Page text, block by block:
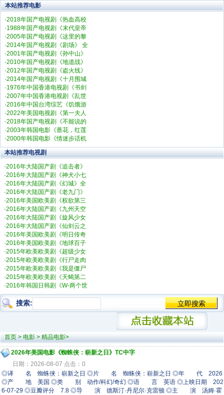
本站推荐电影
·2018年国产电视剧《热血高校
·1988年国产电视剧《末代皇帝
·2005年国产电视剧《这里的黎
·2014年国产电视剧《剧场》 全
·2001年国产电视剧《孙中山》
·2010年国产电视剧《地道战》
·2012年国产电视剧《盗火线》
·2014年国产电视剧《十月围城
·1976年中国香港电视剧《书剑
·2007年中国香港电视剧《乱世
·2016年中国台湾综艺《饥饿游
·2022年美国电视剧《第一夫人
·2018年国产电视剧《不能说的
·2003年韩国电影《蔷花，红莲
·2000年韩国电影《情迷步话机
本站推荐电视剧
·2016年大陆国产剧《追击者》
·2016年大陆国产剧《神犬小七
·2016年大陆国产剧《幻城》全
·2016年大陆国产剧《老九门》
·2016年美国欧美剧《权欲第三
·2016年大陆国产剧《九州天空
·2016年大陆国产剧《旋风少女
·2016年大陆国产剧《仙剑云之
·2016年美国欧美剧《明日传奇
·2016年美国欧美剧《地球百子
·2015年欧美欧美剧《超级少女
·2015年欧美欧美剧《行尸走肉
·2015年欧美欧美剧《我是僵尸
·2015年欧美欧美剧《天蝎第二
·2016年韩国日韩剧《W-两个世
搜索:
首页>电影>精品电影>
2026年美国电影《蜘蛛侠：崭新之日》TC中字
日期：2026-08-07 点击：0
◎译 名 蜘蛛侠：崭新之日 ◎片 名 蜘蛛侠：崭新之日 ◎年 代 2026
◎产 地 美国 ◎类 别 动作/科幻/奇幻 ◎语 言 英语 ◎上映日期 202
6-07-29 ◎豆瓣评分 7.8 ◎导 演 德斯汀·丹尼尔·克雷顿 ◎主 演 汤姆·霍